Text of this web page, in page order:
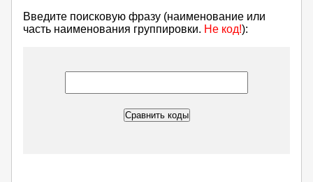
Введите поисковую фразу (наименование или
часть наименования группировки. Не код!):